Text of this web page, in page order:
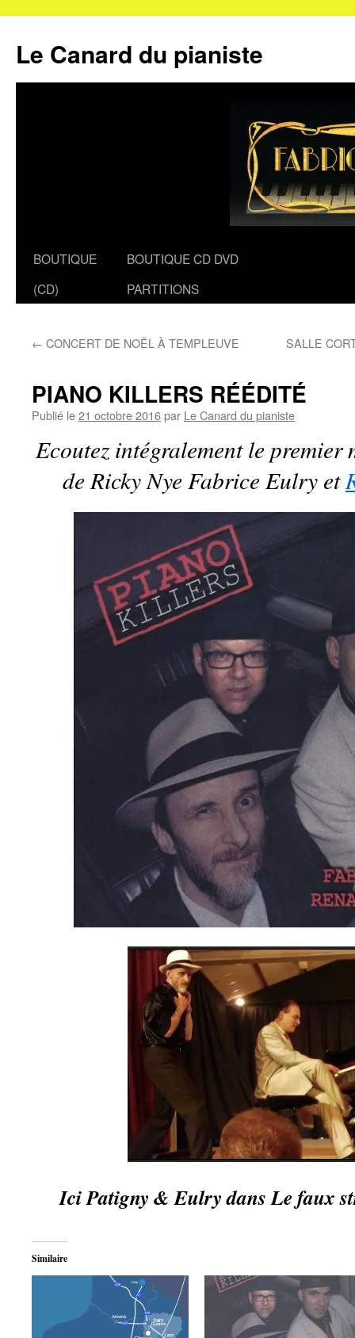
Le Canard du pianiste
Aller
BOUTIQUE
(CD)
BOUTIQUE CD DVD
PARTITIONS
← CONCERT DE NOËL À TEMPLEUVE SALLE
PIANO KILLERS RÉÉDITÉ
Publié le21 octobre 2016par Le Canard du pianiste
Ecoutez intégralement le premier
de Ricky Nye Fabrice Eulry et
Ici Patigny & Eulry dans Le faux
Similaire